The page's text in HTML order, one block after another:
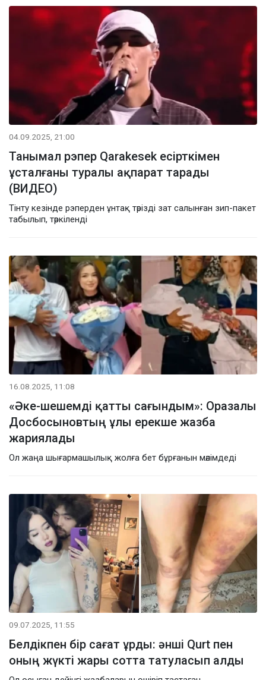
04.09.2025, 21:00
Танымал рэпер Qarakesek есірткімен
ұсталғаны туралы ақпарат тарады
(ВИДЕО)
Тінту кезінде рэперден ұнтақ тәрізді зат салынған зип-пакет
табылып, тәркіленді
16.08.2025, 11:08
«Әке-шешемді қатты сағындым»: Оразалы
Досбосыновтың ұлы ерекше жазба
жариялады
Ол жаңа шығармашылық жолға бет бұрғанын мәлімдеді
09.07.2025, 11:55
Белдікпен бір сағат ұрды: әнші Qurt пен
оның жүкті жары сотта татуласып алды